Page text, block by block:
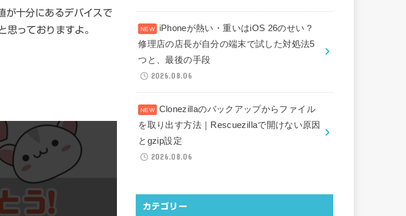
十分にあるデバイスで
思っておりますよ。
iPhoneが熱い・重いはiOS 26のせい？
修理店の店長が自分の端末で試した対処法5
つと、最後の手段
2026.08.06
Clonezillaのバックアップからファイル
を取り出す方法｜Rescuezillaで開けない原因
とgzip設定
2026.08.06
カテゴリー